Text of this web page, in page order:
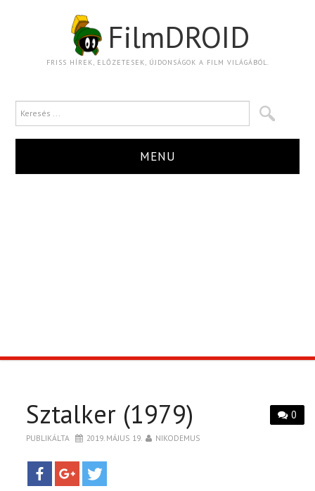
FilmDROID
FRISS HÍREK, ELŐZETESEK, ÚJDONSÁGOK A FILM VILÁGÁBÓL.
MENU
PÓLÓ RENDELÉS
0
Sztalker (1979)
PUBLIKÁLTA 2019. MÁJUS 19. NIKODEMUS